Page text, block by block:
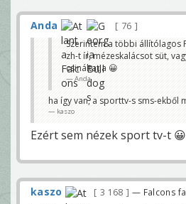
Anda
76
Szerintem a többi állítólagos
zh-t ír, mézeskalácsot süt,
csináltatja 😀
Anda
ha így van, a sporttv-s sms-ekből
kaszo
Ezért sem nézek sport tv-t 😀
kaszo 3 168 — Falcons